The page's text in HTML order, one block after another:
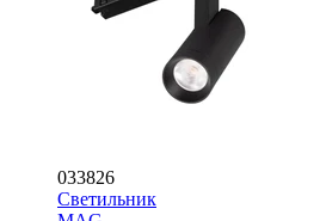
033826
Светильник